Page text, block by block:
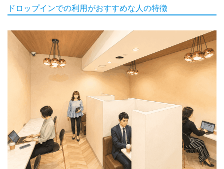
ドロップインでの利用がおすすめな人の特徴